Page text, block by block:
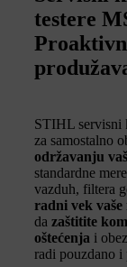
testere
STIHL servisni
za samostalno
održavanju
standardne
vazduh, filtera
radni vek vaše
da zaštitite
oštećenja i
radi pouzdano i